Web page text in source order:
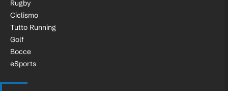
Rugby
Ciclismo
Tutto Running
Golf
Bocce
eSports